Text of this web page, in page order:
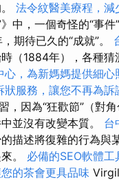
法令紋醫美療程，減
中，一個奇怪的“事
期待已久的“成就”。
（1884年），各種猜
心，為新媽媽提供細心
狀服務，讓您不再為訴
，因為“狂歡節”（對
並沒有改變本質。 台
描述將復雜的行為與
。 必備的SEO軟體工
的茶會更具品味